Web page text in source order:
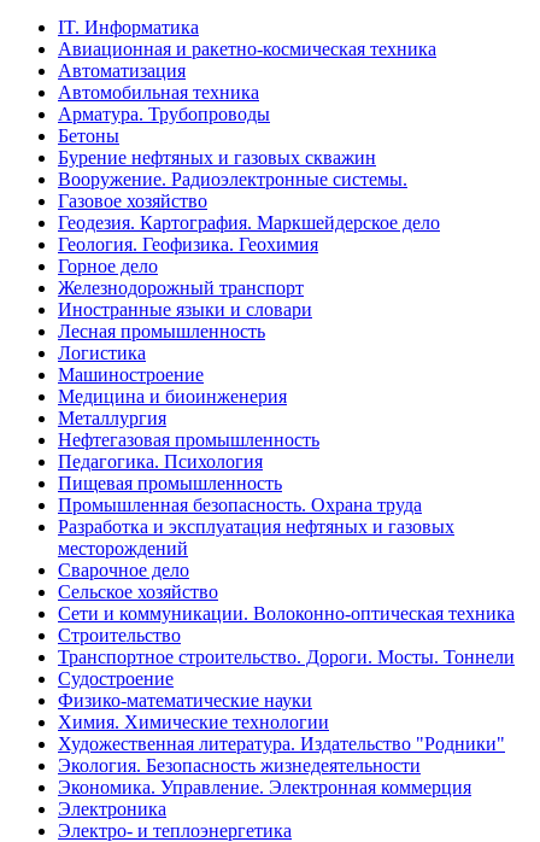
IT. Информатика
Авиационная и ракетно-космическая техника
Автоматизация
Автомобильная техника
Арматура. Трубопроводы
Бетоны
Бурение нефтяных и газовых скважин
Вооружение. Радиоэлектронные системы.
Газовое хозяйство
Геодезия. Картография. Маркшейдерское дело
Геология. Геофизика. Геохимия
Горное дело
Железнодорожный транспорт
Иностранные языки и словари
Лесная промышленность
Логистика
Машиностроение
Медицина и биоинженерия
Металлургия
Нефтегазовая промышленность
Педагогика. Психология
Пищевая промышленность
Промышленная безопасность. Охрана труда
Разработка и эксплуатация нефтяных и газовых
месторождений
Сварочное дело
Сельское хозяйство
Сети и коммуникации. Волоконно-оптическая техника
Строительство
Транспортное строительство. Дороги. Мосты. Тоннели
Судостроение
Физико-математические науки
Химия. Химические технологии
Художественная литература. Издательство "Родники"
Экология. Безопасность жизнедеятельности
Экономика. Управление. Электронная коммерция
Электроника
Электро- и теплоэнергетика